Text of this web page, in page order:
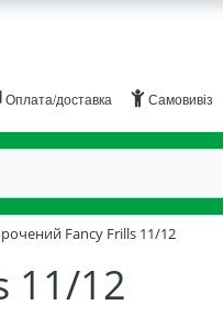
Оплата/доставка Самовивіз
Fancy Frills 11/12
11/12